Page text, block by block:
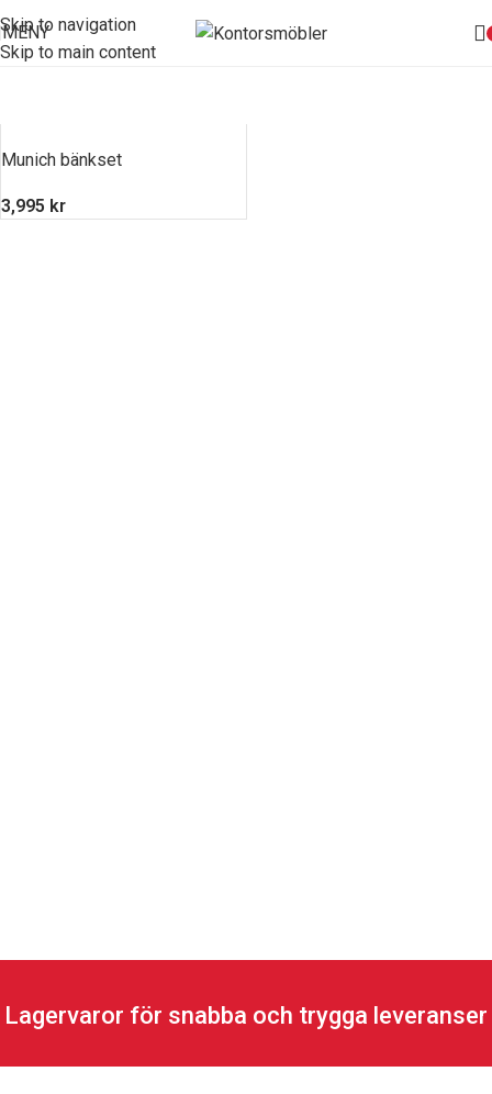
Skip to navigation
Skip to main content
MENY
Munich bänkset
3,995 kr
Lagervaror för snabba och trygga leveranser